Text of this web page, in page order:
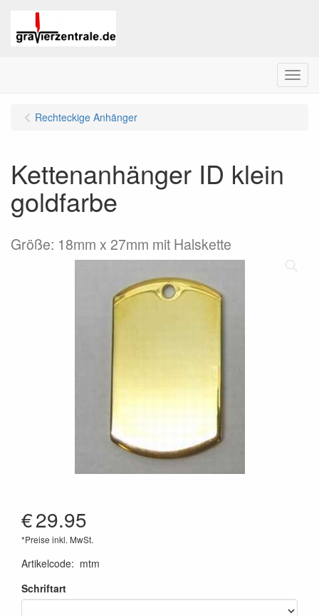
Menu
Rechteckige Anhänger
Kettenanhänger ID klein
goldfarbe
Größe: 18mm x 27mm mit Halskette
€29.95
*Preise inkl. MwSt.
Artikelcode: mtm
Schriftart